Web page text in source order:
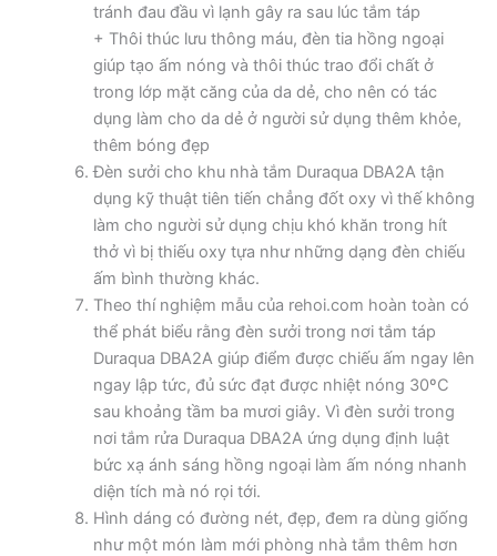
tránh đau đầu vì lạnh gây ra sau lúc tắm táp
+ Thôi thúc lưu thông máu, đèn tia hồng ngoại
giúp tạo ấm nóng và thôi thúc trao đổi chất ở
trong lớp mặt căng của da dẻ, cho nên có tác
dụng làm cho da dẻ ở người sử dụng thêm khỏe,
thêm bóng đẹp
Đèn sưởi cho khu nhà tắm Duraqua DBA2A tận
dụng kỹ thuật tiên tiến chẳng đốt oxy vì thế không
làm cho người sử dụng chịu khó khăn trong hít
thở vì bị thiếu oxy tựa như những dạng đèn chiếu
ấm bình thường khác.
Theo thí nghiệm mẫu của rehoi.com hoàn toàn có
thể phát biểu rằng đèn sưởi trong nơi tắm táp
Duraqua DBA2A giúp điểm được chiếu ấm ngay lên
ngay lập tức, đủ sức đạt được nhiệt nóng 30ºC
sau khoảng tầm ba mươi giây. Vì đèn sưởi trong
nơi tắm rửa Duraqua DBA2A ứng dụng định luật
bức xạ ánh sáng hồng ngoại làm ấm nóng nhanh
diện tích mà nó rọi tới.
Hình dáng có đường nét, đẹp, đem ra dùng giống
như một món làm mới phòng nhà tắm thêm hơn